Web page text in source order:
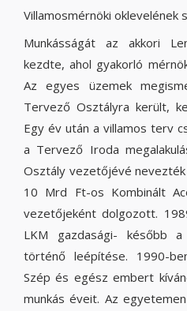
Villamosmérnöki oklevelének
Munkásságát az akkori
kezdte, ahol gyakorló
Az egyes üzemek
Tervező Osztályra került,
Egy év után a villamos terv
a Tervező Iroda
Osztály vezetőjévé
10 Mrd Ft-os Kombinált
vezetőjeként dolgozott.
LKM gazdasági- később a
történő leépítése. 1990-
Szép és egész embert
munkás éveit. Az